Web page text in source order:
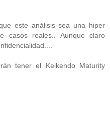
este análisis sea una hiper
casos reales.. Aunque claro
tener el Keikendo Maturity